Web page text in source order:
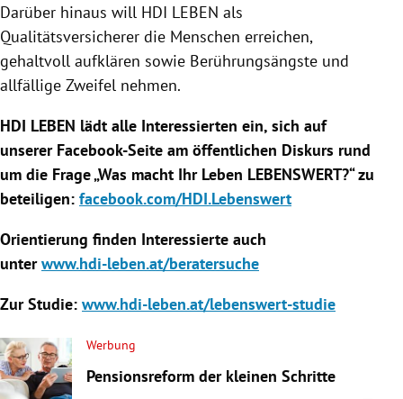
Darüber hinaus will HDI LEBEN als
Qualitätsversicherer die Menschen erreichen,
gehaltvoll aufklären sowie Berührungsängste und
allfällige Zweifel nehmen.
HDI LEBEN lädt alle Interessierten ein, sich auf
unserer Facebook-Seite am öffentlichen Diskurs rund
um die Frage „Was macht Ihr Leben LEBENSWERT?“ zu
beteiligen: facebook.com/HDI.Lebenswert
Orientierung finden Interessierte auch
unterwww.hdi-leben.at/beratersuche
Zur Studie: www.hdi-leben.at/lebenswert-studie
Werbung
Pensionsreform der kleinen Schritte